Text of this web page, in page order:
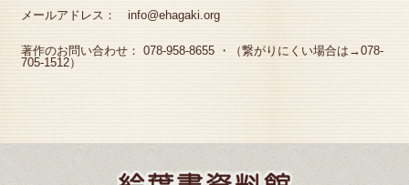
メールアドレス： info@ehagaki.org
著作のお問い合わせ： 078-958-8655 ・（繋がりにくい場合は→078-
705-1512）